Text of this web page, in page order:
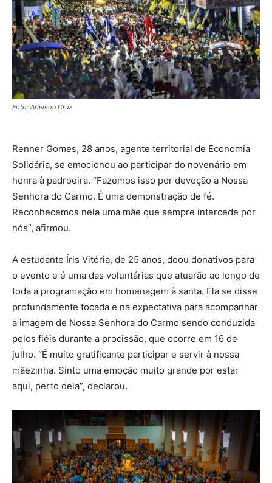
Foto: Arleison Cruz
Renner Gomes, 28 anos, agente territorial de Economia
Solidária, se emocionou ao participar do novenário em
honra à padroeira. “Fazemos isso por devoção a Nossa
Senhora do Carmo. É uma demonstração de fé.
Reconhecemos nela uma mãe que sempre intercede por
nós”, afirmou.
A estudante Íris Vitória, de 25 anos, doou donativos para
o evento e é uma das voluntárias que atuarão ao longo de
toda a programação em homenagem à santa. Ela se disse
profundamente tocada e na expectativa para acompanhar
a imagem de Nossa Senhora do Carmo sendo conduzida
pelos fiéis durante a procissão, que ocorre em 16 de
julho. “É muito gratificante participar e servir à nossa
mãezinha. Sinto uma emoção muito grande por estar
aqui, perto dela”, declarou.